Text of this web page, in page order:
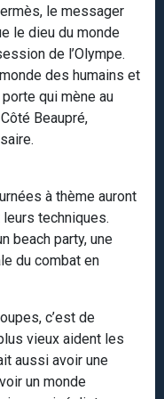
le messager
le dieu du monde
de l’Olympe.
des humains et
qui mène au
Beaupré,
à thème auront
techniques.
beach party, une
du combat en
c’est de
vieux aident les
aussi avoir une
un monde